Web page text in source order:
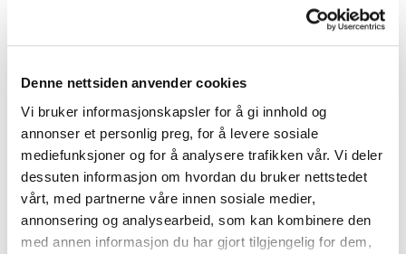
Denne nettsiden anvender cookies
Vi bruker informasjonskapsler for å gi innhold og
annonser et personlig preg, for å levere sosiale
mediefunksjoner og for å analysere trafikken vår. Vi deler
dessuten informasjon om hvordan du bruker nettstedet
vårt, med partnerne våre innen sosiale medier,
annonsering og analysearbeid, som kan kombinere den
med annen informasjon du har gjort tilgjengelig for dem,
Det kan ha skjedd en feil under bestillingen.
Ta kontakt påkundeservice@wrks.no, så finner vi ut
Levering
Leveringstid
Normal leveringstid fra pakken er sendt til den kan